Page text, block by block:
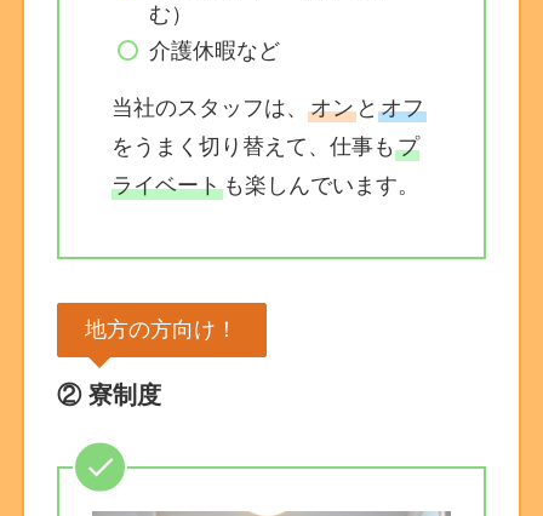
む）
介護休暇など
当社のスタッフは、 オンと オフ
をうまく切り替えて、仕事も プ
ライベートも楽しんでいます。
地方の方向け！
② 寮制度